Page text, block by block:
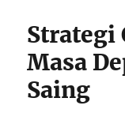
Strategi
Masa
Saing